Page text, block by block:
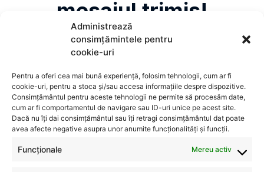
Administrează
consimțămintele pentru
cookie-uri
Pentru a oferi cea mai bună experiență, folosim tehnologii, cum ar fi
cookie-uri, pentru a stoca și/sau accesa informațiile despre dispozitive.
Consimțământul pentru aceste tehnologii ne permite să procesăm date,
cum ar fi comportamentul de navigare sau ID-uri unice pe acest site.
Dacă nu îți dai consimțământul sau îți retragi consimțământul dat poate
avea afecte negative asupra unor anumite funcționalități și funcții.
Funcționale Mereu activ
mesajul trimis!
Vă vom contacta în cel mai scurt